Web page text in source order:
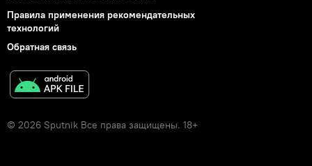
Правила применения рекомендательных
технологий
Обратная связь
© 2026 Sputnik Все права защищены. 18+